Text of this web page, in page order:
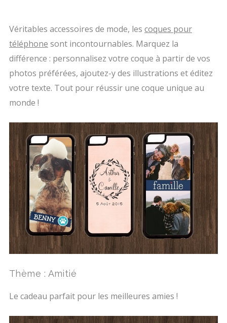
Véritables accessoires de mode, les coques pour
téléphone sont incontournables. Marquez la
différence : personnalisez votre coque à partir de vos
photos préférées, ajoutez-y des illustrations et éditez
votre texte. Tout pour réussir une coque unique au
monde !
Thème : Amitié
Le cadeau parfait pour les meilleures amies !